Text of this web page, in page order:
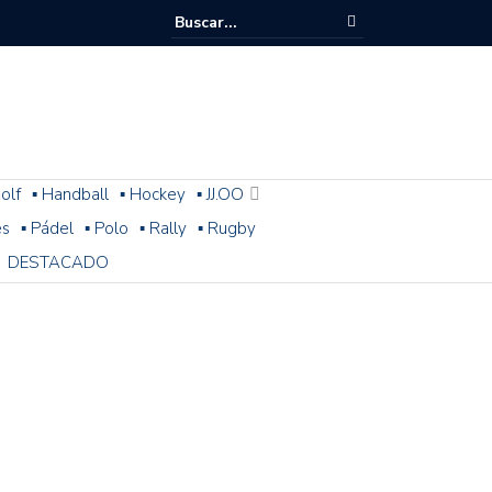
▪ Handball ▪ Hockey ▪ JJ.OO
▪ Pádel ▪ Polo ▪ Rally ▪ Rugby
DESTACADO